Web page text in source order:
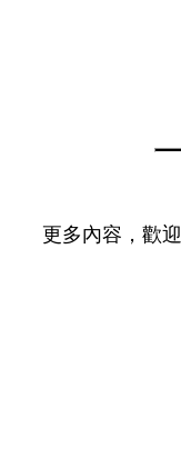
更多內容，歡迎